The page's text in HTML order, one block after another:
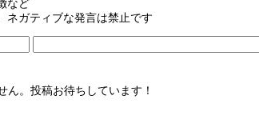
など
ネガティブな発言は禁止です
ん。投稿お待ちしています！